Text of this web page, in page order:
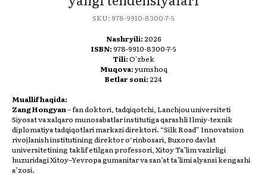
SKU:978-9910-8300-7-5
Nashryili:2026
ISBN:978-9910-8300-7-5
Tili:O'zbek
Muqova:yumshoq
Betlar soni:224
Muallif haqida:
Zang Hongyan– fan doktori, tadqiqotchi, Lanchjou universiteti
Siyosat va xalqaro munosabatlar institutiga qarashli Ilmiy-texnik
diplomatiya tadqiqotlari markazi direktori. “Silk Road” Innovatsion
rivojlanish institutining direktor o‘rinbosari, Buxoro davlat
universitetining taklif etilgan professori, Xitoy Ta’lim vazirligi
huzuridagi Xitoy–Yevropa gumanitar va san’at ta’limi alyansi kengashi
a’zosi.